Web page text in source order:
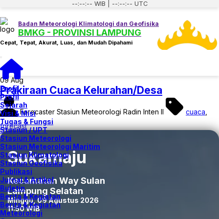
--:--:-- WIB | --:--:-- UTC
Badan Meteorologi Klimatologi dan Geofisika
BMKG - PROVINSI LAMPUNG
Cepat, Tepat, Akurat, Luas, dan Mudah Dipahami
Toggle navigation
Profil
Profil
Sejarah
Visi & Misi
Tugas & Fungsi
Stasiun / UPT
Stasiun Meteorologi
Stasiun Meteorologi Maritim
Stasiun Klimatologi
Stasiun Geofisika
Publikasi
Jurnal & Artikel
Buletin
Berita & Kegiatan
Berita & Kegiatan
Meteorologi
09 Aug
Prakiraan Cuaca Kelurahan/Desa
Forecaster Stasiun Meteorologi Radin Inten II cuaca
forecast
Sukamaju
Kecamatan Way Sulan
Lampung Selatan
Minggu, 09 Agustus 2026
11:50 WIB